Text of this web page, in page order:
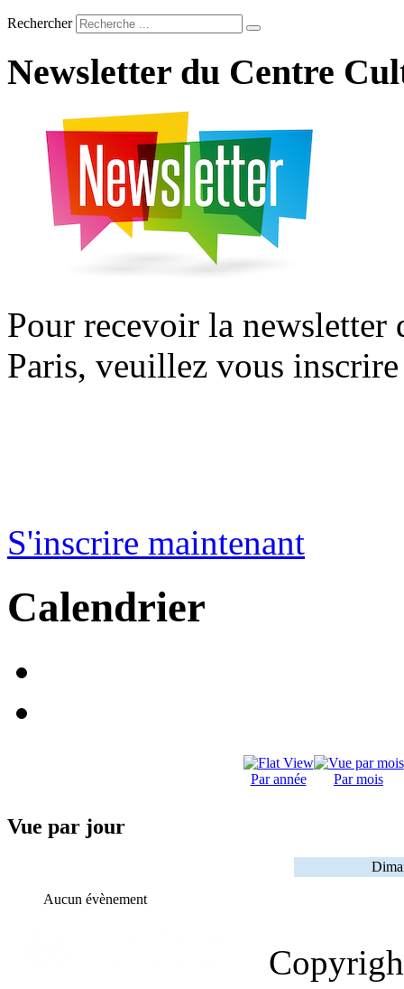
Rechercher
Newsletter du Centre
Pour recevoir la
Paris, veuillez vous
S'inscrire maintenant
Calendrier
Par année Par mois
Vue par jour
Aucun évènement